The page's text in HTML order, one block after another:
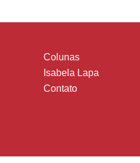
Colunas
Isabela Lapa
Contato